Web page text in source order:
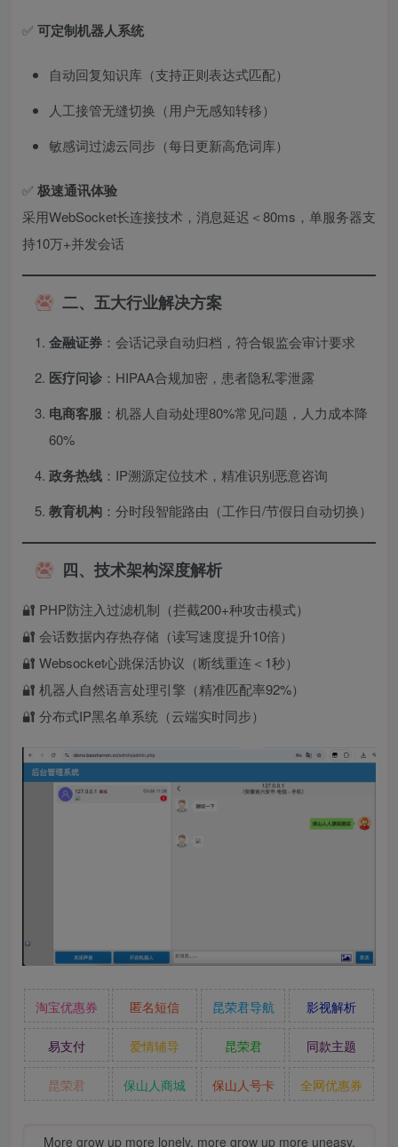
✅ ​ 可定制机器人系统
自动回复知识库（支持正则表达式匹配）
人工接管无缝切换（用户无感知转移）
敏感词过滤云同步（每日更新高危词库）
✅ ​ 极速通讯体验
采用WebSocket长连接技术，消息延迟＜80ms，单服务器支
持10万+并发会话
二、五大行业解决方案
金融证券 ：会话记录自动归档，符合银监会审计要求
医疗问诊 ：HIPAA合规加密，患者隐私零泄露
电商客服 ：机器人自动处理80%常见问题，人力成本降
60%
政务热线 ：IP溯源定位技术，精准识别恶意咨询
教育机构 ：分时段智能路由（工作日/节假日自动切换）
四、技术架构深度解析
🔐 PHP防注入过滤机制（拦截200+种攻击模式）
🔐 会话数据内存热存储（读写速度提升10倍）
🔐 Websocket心跳保活协议（断线重连＜1秒）
🔐 机器人自然语言处理引擎（精准匹配率92%）
🔐 分布式IP黑名单系统（云端实时同步）
淘宝优惠券 匿名短信 昆荣君导航 影视解析
易支付 爱情辅导 昆荣君 同款主题
昆荣君 保山人商城 保山人号卡 全网优惠券
More grow up more lonely, more grow up more uneasy.